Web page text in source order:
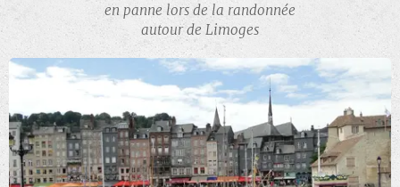
en panne lors de la randonnée
autour de Limoges